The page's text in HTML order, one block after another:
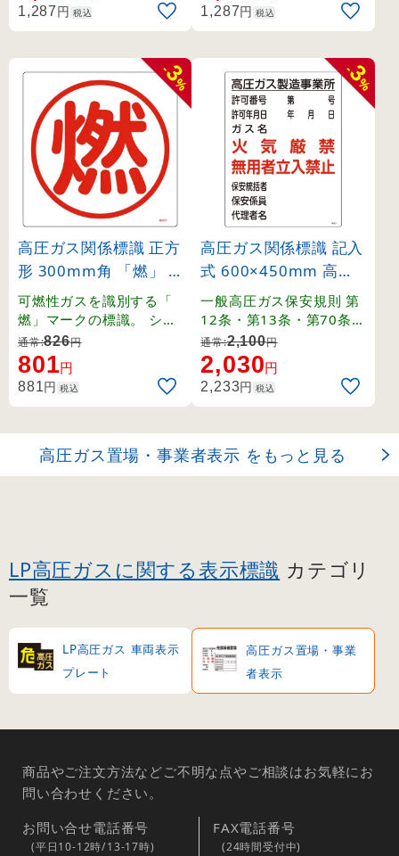
1,287円 税込 1,287円 税込
-
3
%
高圧ガス関係標識 正方
形 300mm角 「燃」 (
39403)
可燃性ガスを識別する「
燃」マークの標識。 シン
プルかつ強力な警告表示
で事故を未然に防ぎます
。
通常:826円
801円
881円 税込
-
3
%
高圧ガス関係標識 記入
式 600×450mm 高圧
ガス製造事業所 火気厳
禁 無用者立入禁止 (39
303)
一般高圧ガス保安規則 第
12条・第13条・第70条・
関係例示基準1-4-1,2、そ
の他。
通常:2,100円
2,030円
2,233円 税込
高圧ガス置場・事業者表示 をもっと見る
LP高圧ガスに関する表示標識 カテゴリ
一覧
LP高圧ガス 車両表示
プレート
高圧ガス置場・事業
者表示
商品やご注文方法などご不明な点やご相談はお気軽にお
問い合わせください。
お問い合せ電話番号
(平日10-12時/13-17時)
FAX電話番号
(24時間受付中)